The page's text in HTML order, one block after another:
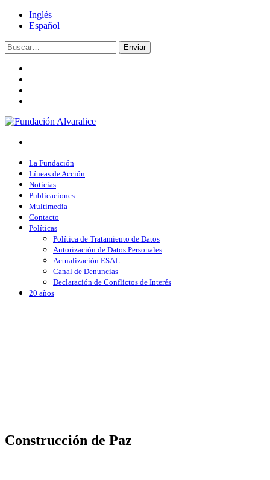
Inglés
Español
Enviar
La Fundación
Líneas de Acción
Noticias
Publicaciones
Multimedia
Contacto
Políticas
Política de Tratamiento de Datos
Autorización de Datos Personales
Actualización ESAL
Canal de Denuncias
Declaración de Conflictos de Interés
20 años
Construcción de Paz